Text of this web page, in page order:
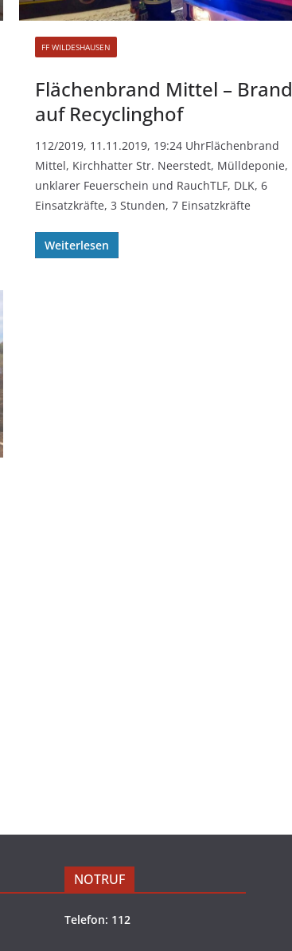
FF WILDESHAUSEN
Flächenbrand Mittel – Brand
auf Recyclinghof
112/2019, 11.11.2019, 19:24 UhrFlächenbrand
Mittel, Kirchhatter Str. Neerstedt, Mülldeponie,
unklarer Feuerschein und RauchTLF, DLK, 6
Einsatzkräfte, 3 Stunden, 7 Einsatzkräfte
Weiterlesen
NOTRUF
Telefon: 112